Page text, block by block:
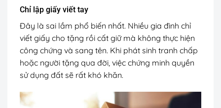
Chỉ lập giấy viết tay
Đây là sai lầm phổ biến nhất. Nhiều gia đình chỉ
viết giấy cho tặng rồi cất giữ mà không thực hiện
công chứng và sang tên. Khi phát sinh tranh chấp
hoặc người tặng qua đời, việc chứng minh quyền
sử dụng đất sẽ rất khó khăn.